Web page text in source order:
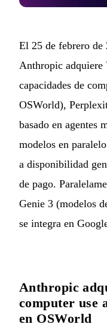
El 25 de febrero de
Anthropic adquiere
capacidades de
OSWorld),
basado en agentes
modelos en
a disponibilidad
de pago.
Genie 3 (modelos
se integra en
Anthropic
computer use
en OSWorld